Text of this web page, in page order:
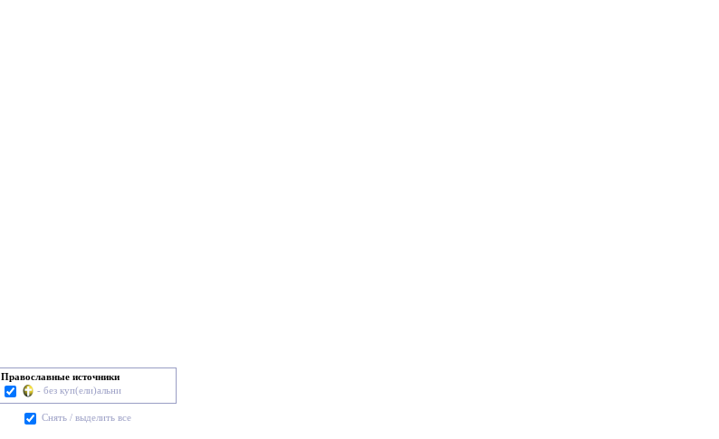
Православные источники
- без куп(ели)альни
Cнять / выделить все